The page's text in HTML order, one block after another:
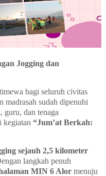
Jogging dan
bagi seluruh civitas
sudah dipenuhi
guru, dan tenaga
kegiatan “Jum’at Berkah:
sejauh 2,5 kilometer
langkah penuh
MIN 6 Alormenuju